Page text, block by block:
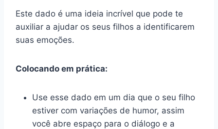
Este dado é uma ideia incrível que pode te
auxiliar a ajudar os seus filhos a identificarem
suas emoções.
Colocando em prática:
Use esse dado em um dia que o seu filho
estiver com variações de humor, assim
você abre espaço para o diálogo e a